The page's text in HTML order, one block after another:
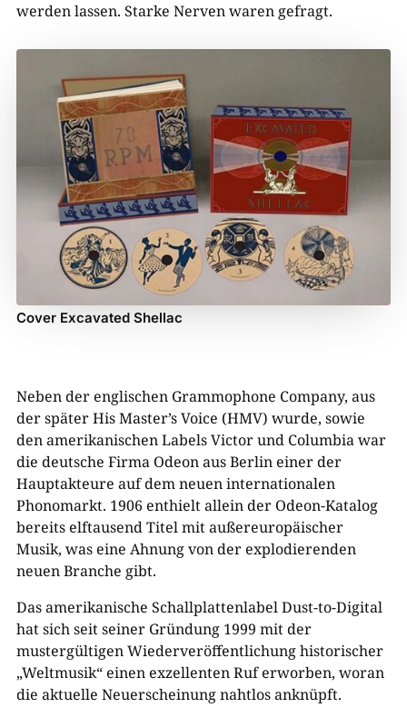
werden lassen. Starke Nerven waren gefragt.
Cover Excavated Shellac
Neben der englischen Grammophone Company, aus
der später His Master’s Voice (HMV) wurde, sowie
den amerikanischen Labels Victor und Columbia war
die deutsche Firma Odeon aus Berlin einer der
Hauptakteure auf dem neuen internationalen
Phonomarkt. 1906 enthielt allein der Odeon-Katalog
bereits elftausend Titel mit außereuropäischer
Musik, was eine Ahnung von der explodierenden
neuen Branche gibt.
Das amerikanische Schallplattenlabel Dust-to-Digital
hat sich seit seiner Gründung 1999 mit der
mustergültigen Wiederveröffentlichung historischer
„Weltmusik“ einen exzellenten Ruf erworben, woran
die aktuelle Neuerscheinung nahtlos anknüpft.